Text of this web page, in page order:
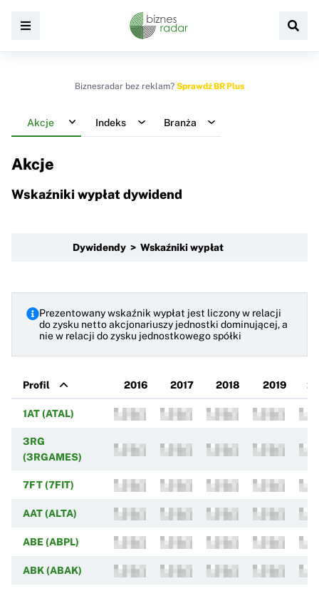
Biznesradar bez reklam? Sprawdź BR Plus
Akcje Indeks Branża
Akcje
Wskaźniki wypłat dywidend
Dywidendy > Wskaźniki wypłat
Prezentowany wskaźnik wypłat jest liczony w relacji
do zysku netto akcjonariuszy jednostki dominującej, a
nie w relacji do zysku jednostkowego spółki
Profil 2016 2017 2018 2019
1AT (ATAL)
3RG
(3RGAMES)
7FT (7FIT)
AAT (ALTA)
ABE (ABPL)
ABK (ABAK)